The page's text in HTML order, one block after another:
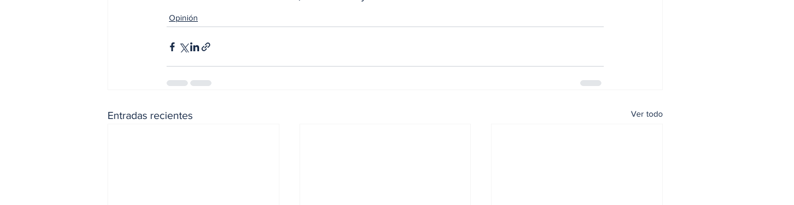
Opinión
Entradas recientes Ver todo